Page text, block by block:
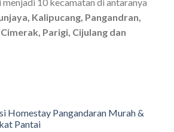
Kalipucang, Pangandran,
Parigi, Cijulang dan
Homestay Pangandaran Murah &
Pantai